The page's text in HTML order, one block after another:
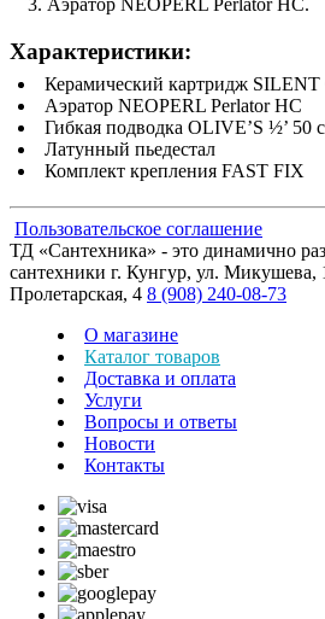
Характеристики:
Керамический картридж
Аэратор NEOPERL Perlator HC
Гибкая подводка OLIVE’S ½’ 50
Латунный пьедестал
Комплект крепления FAST FIX
Пользовательское соглашение
ТД «Сантехника» - это динамично
сантехники г. Кунгур, ул. Микушева,
Пролетарская, 4 8 (908) 240-08-73
О магазине
Каталог товаров
Доставка и оплата
Услуги
Вопросы и ответы
Новости
Контакты